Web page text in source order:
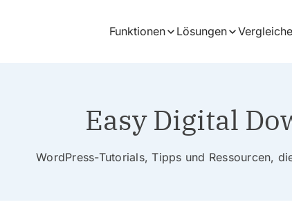
Funktionen Lösungen
Easy Digital
WordPress-Tutorials, Tipps und Ressourcen,